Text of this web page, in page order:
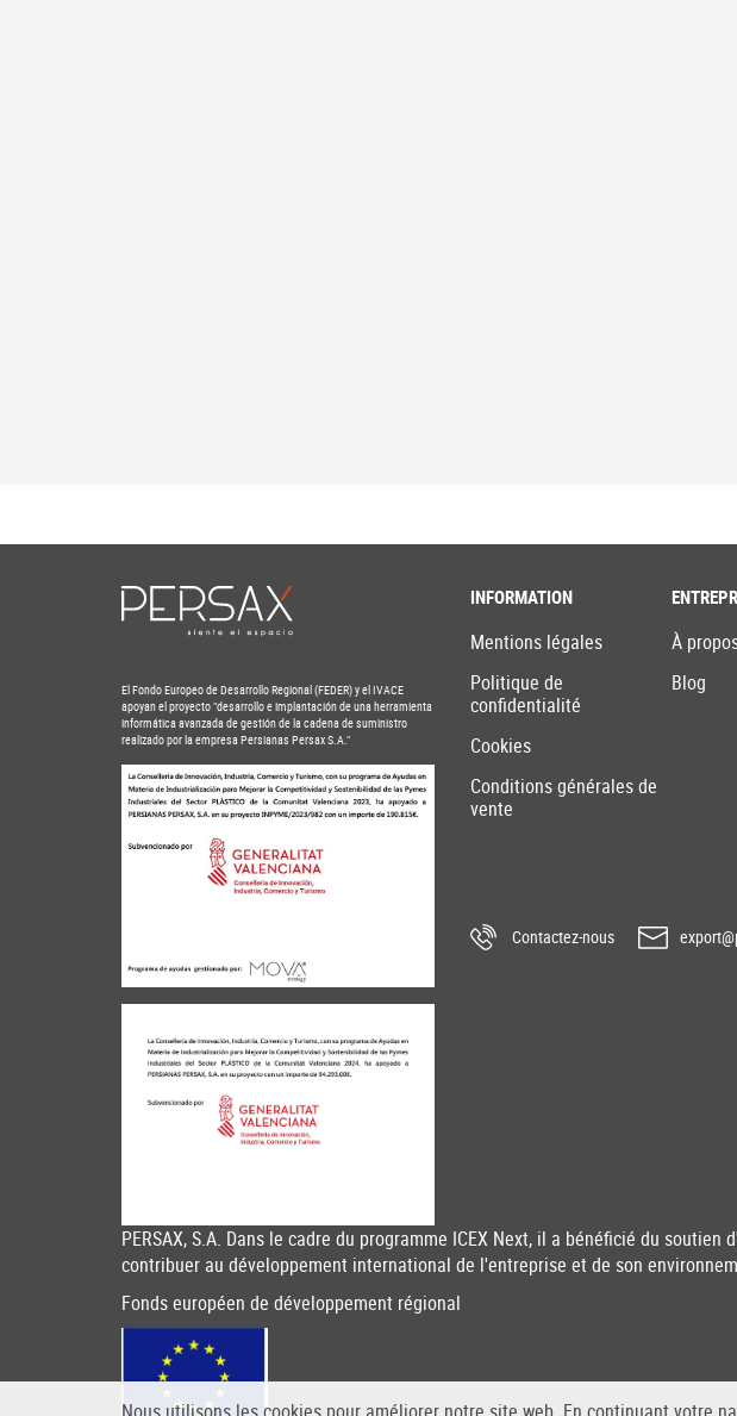
El Fondo Europeo de Desarrollo Regional (FEDER) y el IVACE
apoyan el proyecto "desarrollo e implantación de una herramienta
informática avanzada de gestión de la cadena de suministro
realizado por la empresa Persianas Persax S.A."
INFORMATION
Mentions légales
Politique de
confidentialité
Cookies
Conditions générales de
vente
À
Blog
Contactez-nous
PERSAX, S.A. Dans le cadre du programme ICEX Next, il a bénéficié du
contribuer au développement international de l'entreprise et de son
Fonds européen de développement régional